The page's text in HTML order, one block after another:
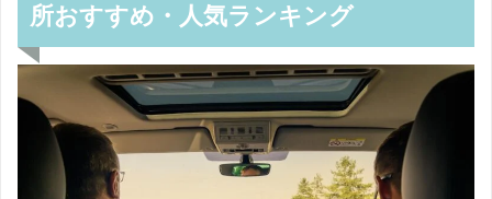
所おすすめ・人気ランキング